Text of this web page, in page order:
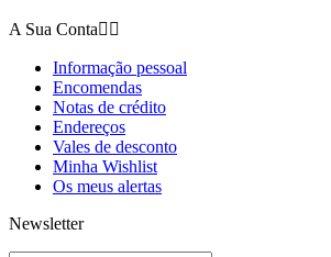
A Sua Conta 
Informação pessoal
Encomendas
Notas de crédito
Endereços
Vales de desconto
Minha Wishlist
Os meus alertas
Newsletter